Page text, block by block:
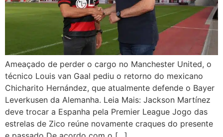
Ameaçado de perder o cargo no Manchester United, o
técnico Louis van Gaal pediu o retorno do mexicano
Chicharito Hernández, que atualmente defende o Bayer
Leverkusen da Alemanha. Leia Mais: Jackson Martínez
deve trocar a Espanha pela Premier League Jogo das
estrelas de Zico reúne novamente craques do presente